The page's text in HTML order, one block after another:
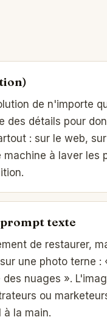
de n'importe
détails pour
: sur le web,
à laver les
texte
de restaurer,
une photo terne :
nuages ».
ou
la main.